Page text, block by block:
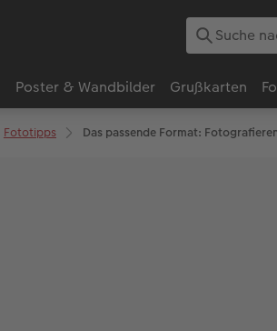
Poster & Wandbilder Grußkarten
Fototipps Das passende Format: